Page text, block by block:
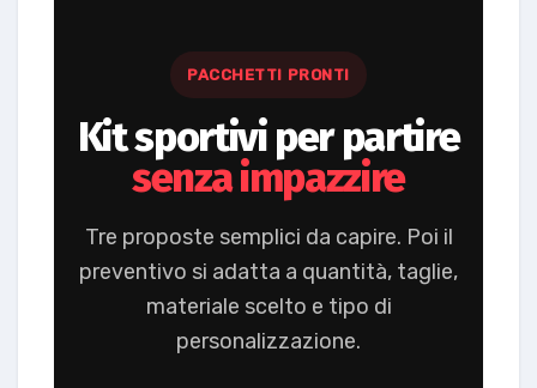
PACCHETTI PRONTI
Kit sportivi per partire
senza impazzire
Tre proposte semplici da capire. Poi il
preventivo si adatta a quantità, taglie,
materiale scelto e tipo di
personalizzazione.